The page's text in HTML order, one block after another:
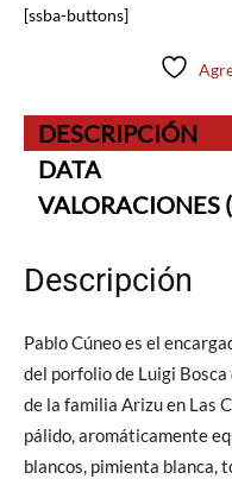
[ssba-buttons]
DESCRIPCIÓN
DATA
VALORACIONES
Descripción
Pablo Cúneo es el
del porfolio de Luigi
de la familia Arizu en Las
pálido, aromáticamente
blancos, pimienta blanca,